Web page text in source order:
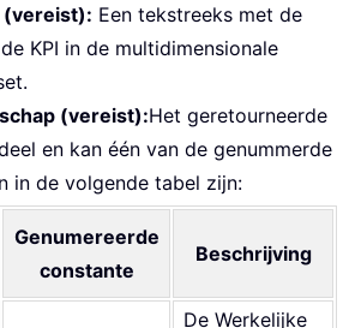
(vereist): Een tekstreeks met de
KPI in de multidimensionale
(vereist):Het geretourneerde
en kan één van de genummerde
in de volgende tabel zijn:
Genumereerde
constante
Beschrijving
De Werkelijke